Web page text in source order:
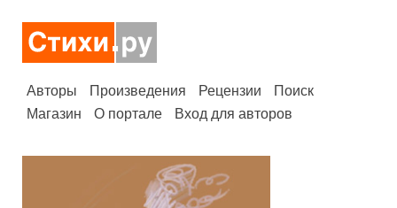
Авторы Произведения Рецензии
Поиск
Магазин
О портале Вход для авторов